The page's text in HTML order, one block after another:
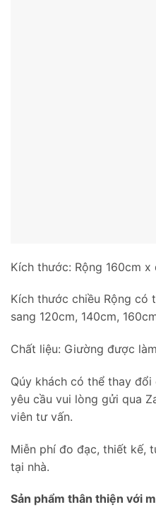
Kích thước: Rộng 160cm
Kích thước chiều Rộng có
sang 120cm, 140cm,
Chất liệu: Giường được
Qúy khách có thể thay
yêu cầu vui lòng gửi qua
viên tư vấn.
Miễn phí đo đạc, thiết kế,
tại nhà.
Sản phẩm thân thiện với